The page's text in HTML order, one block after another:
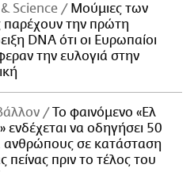
Science
Μούμιες των
παρέχουν την πρώτη
DNA ότι οι Ευρωπαίοι
την ευλογιά στην
Το φαινόμενο «Ελ
ενδέχεται να οδηγήσει 50
ανθρώπους σε κατάσταση
πείνας πριν το τέλος του